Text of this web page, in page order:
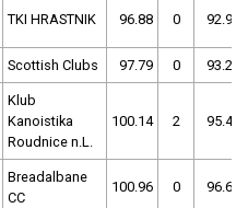
TKI HRASTNIK 96.88 0 92.94
Scottish Clubs 97.79 0 93.21
Klub
Kanoistika
Roudnice n.L.
100.14 2 95.40
Breadalbane
CC
100.96 0 96.67